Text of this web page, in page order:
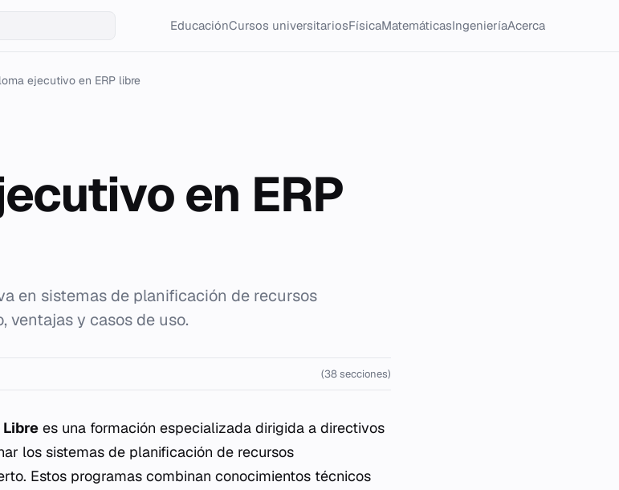
EducaciónCursos universitariosFísicaMatemáticasIngenieríaAcerca
ejecutivo en ERP libre
en ERP
en sistemas de planificación de recursos
ventajas y casos de uso.
(38 secciones)
Libre es una formación especializada dirigida a directivos
los sistemas de planificación de recursos
Estos programas combinan conocimientos técnicos